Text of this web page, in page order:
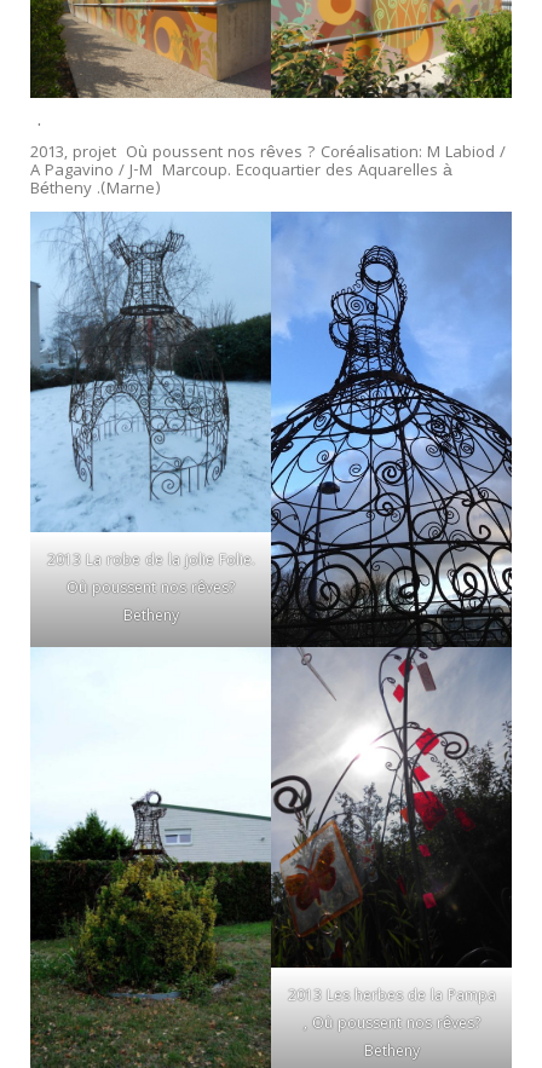
.
2013, projet Où poussent nos rêves ? Coréalisation: M Labiod /
A Pagavino / J-M Marcoup. Ecoquartier des Aquarelles à
Bétheny .(Marne)
2013 La robe de la jolie Folie.
Où poussent nos rêves?
Betheny
2013 Les herbes de la Pampa
, Où poussent nos rêves?
Betheny